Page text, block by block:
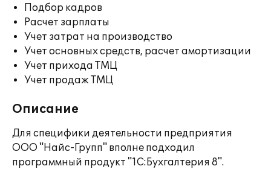
Подбор кадров
Расчет зарплаты
Учет затрат на производство
Учет основных средств, расчет амортизации
Учет прихода ТМЦ
Учет продаж ТМЦ
Описание
Для специфики деятельности предприятия
ООО "Найс-Групп" вполне подходил
программный продукт "1С:Бухгалтерия 8".